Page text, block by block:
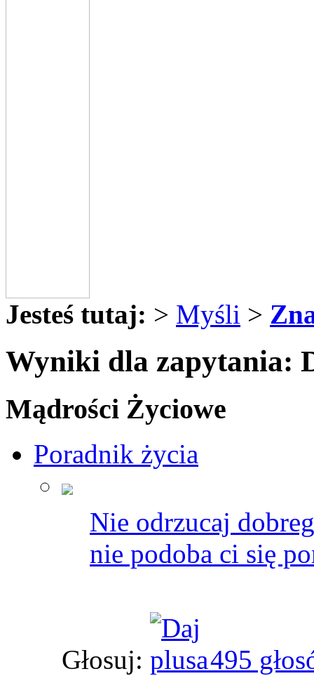
Jesteś tutaj: > Myśli >
Wyniki dla zapytania:
Mądrości Życiowe
Poradnik życia
Nie odrzucaj
nie podoba ci się
Głosuj: 495